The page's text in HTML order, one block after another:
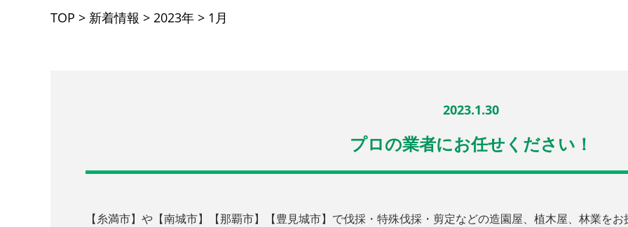
TOP > 新着情報 > 2023年 > 1月
2023.1.30
プロの業者にお任せください！
【糸満市】や【南城市】【那覇市】【豊見城市】で伐採・特殊伐採・剪定などの造園屋、植木屋、林業をお